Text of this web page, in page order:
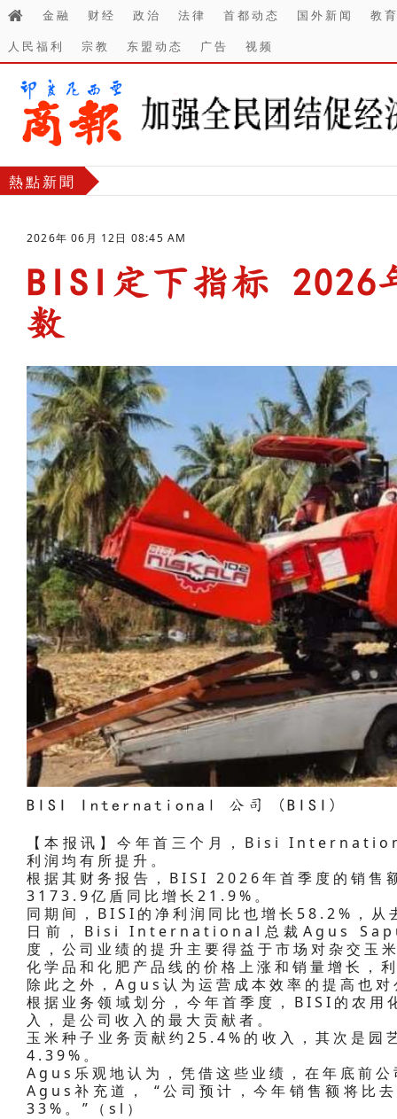
金融 财经 政治 法律 首都动态 国外新闻
教
人民福利
宗教 东盟动态 广告 视频
熱點新聞
2026年 06月 12日 08:45 AM
BISI定下指标 2026
数
BISI International 公司 (BISI)
【本报讯】今年首三个月，Bisi
利润均有所提升。
根据其财务报告，BISI 2026年首季度的销
3173.9亿盾同比增长21.9%。
同期间，BISI的净利润同比也增长58.2%，
日前，Bisi International总裁Agus
度，公司业绩的提升主要得益于市场对杂交玉
化学品和化肥产品线的价格上涨和销量增长，
除此之外，Agus认为运营成本效率的提高也
根据业务领域划分，今年首季度，BISI的农
入，是公司收入的最大贡献者。
玉米种子业务贡献约25.4%的收入，其次是
4.39%。
Agus乐观地认为，凭借这些业绩，在年底前
Agus补充道， “公司预计，今年销售额将比
33%。”（sl）